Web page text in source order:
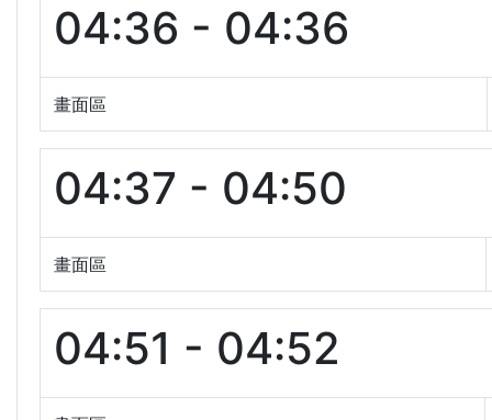
04:36 - 04:36
畫面區
04:37 - 04:50
畫面區
04:51 - 04:52